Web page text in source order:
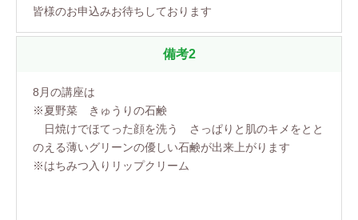
皆様のお申込みお待ちしております
備考2
8月の講座は
※夏野菜 きゅうりの石鹸
日焼けでほてった顔を洗う さっぱりと肌のキメをとと
のえる薄いグリーンの優しい石鹸が出来上がります
※はちみつ入りリップクリーム